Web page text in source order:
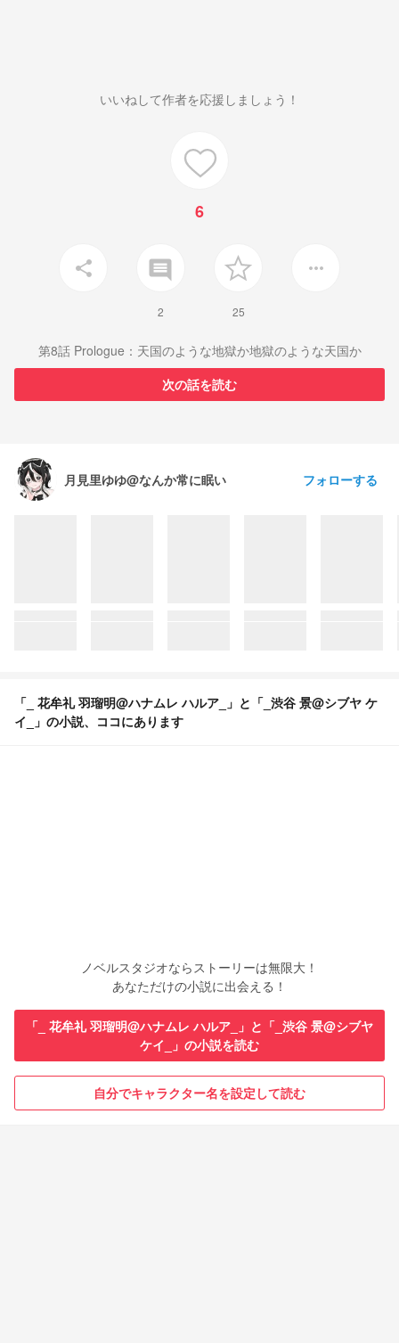
いいねして作者を応援しましょう！
6
share insert_comment
2 25
more_horiz
第8話 Prologue：天国のような地獄か地獄のような天国か
次の話を読む
月見里ゆゆ@なんか常に眠い フォローする
「_ 花牟礼 羽瑠明@ハナムレ ハルア_」と「_渋谷 景@シブヤ ケ
イ_」の小説、ココにあります
ノベルスタジオならストーリーは無限大！
あなただけの小説に出会える！
「_ 花牟礼 羽瑠明@ハナムレ ハルア_」と「_渋谷 景@シブヤ
ケイ_」の小説を読む
自分でキャラクター名を設定して読む